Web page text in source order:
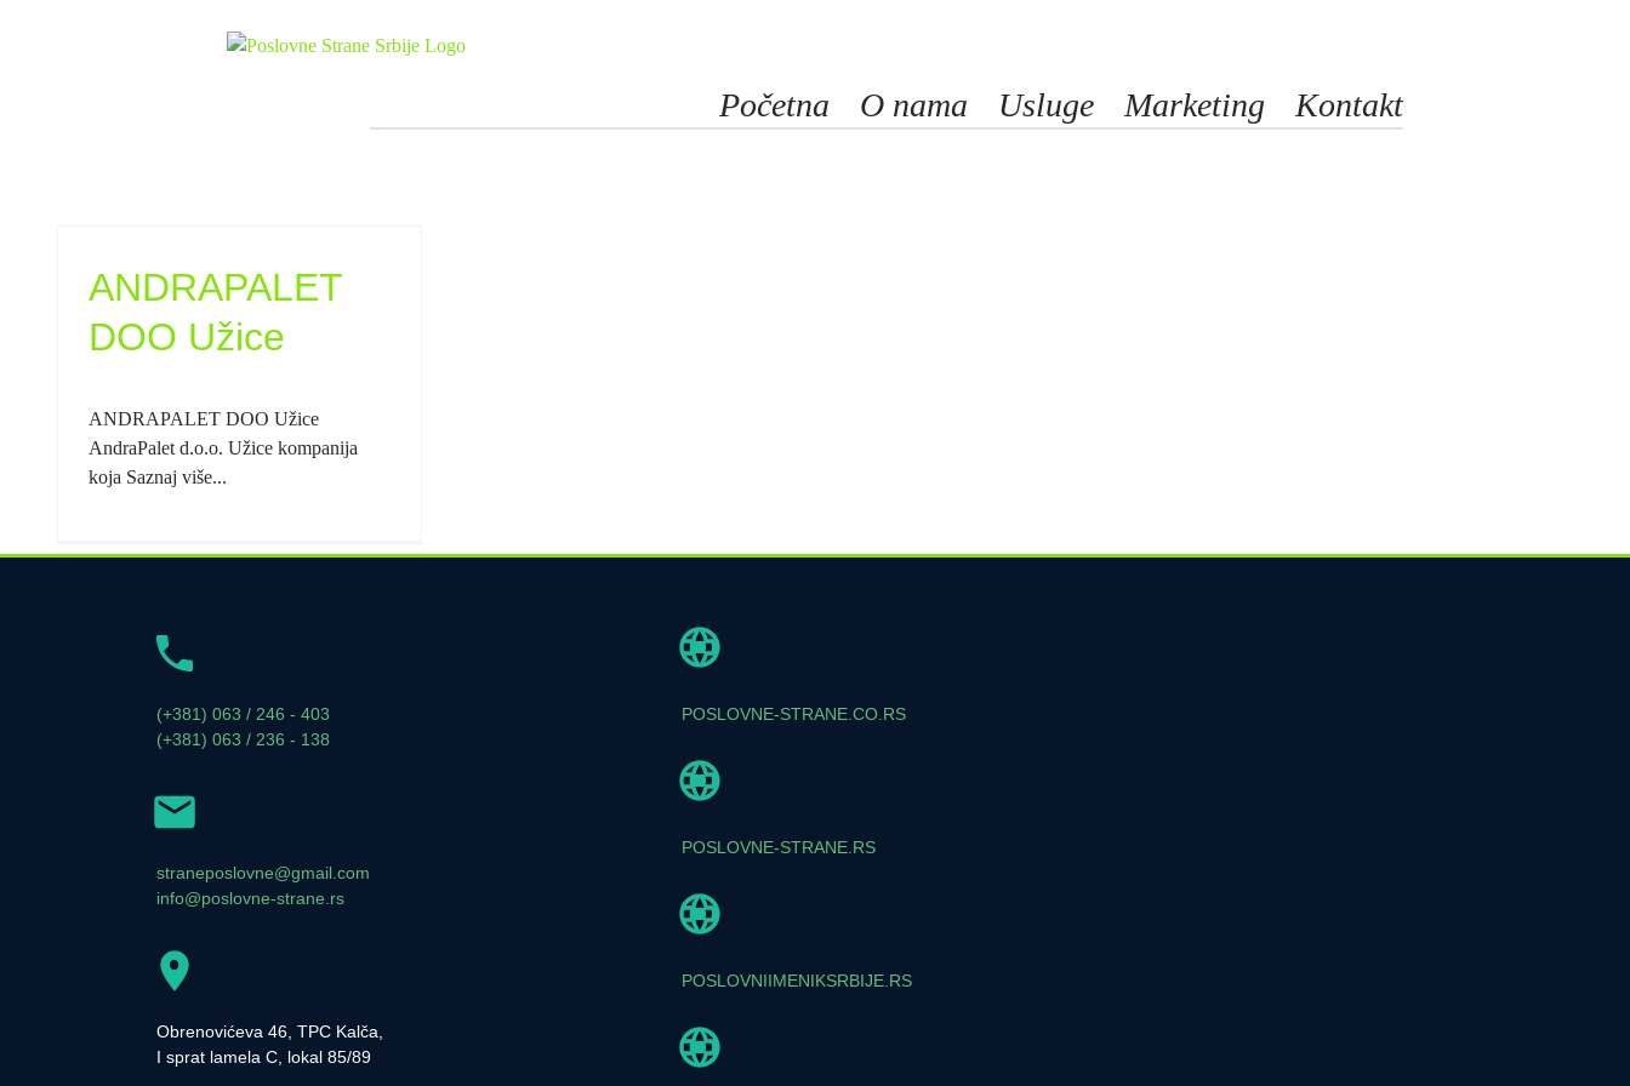
Početna O nama Usluge Marketing Kontakt
ANDRAPALET
DOO Užice
ANDRAPALET DOO Užice
AndraPalet d.o.o. Užice kompanija
koja Saznaj više...
(+381) 063 / 246 - 403
(+381) 063 / 236 - 138
straneposlovne@gmail.com
info@poslovne-strane.rs
Obrenovićeva 46, TPC Kalča,
I sprat lamela C, lokal 85/89
POSLOVNE-STRANE.CO.RS
POSLOVNE-STRANE.RS
POSLOVNIIMENIKSRBIJE.RS